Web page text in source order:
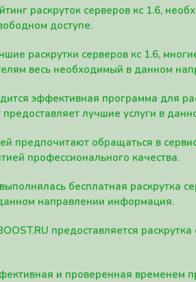
раскруток серверов кс 1.6,
доступе.
раскрутки серверов кс 1.6,
весь необходимый в данном
эффективная программа для
лучшие услуги в
предпочитают обращаться в
профессионального качества.
бесплатная раскрутка
направлении информация.
предоставляется
и проверенная временем